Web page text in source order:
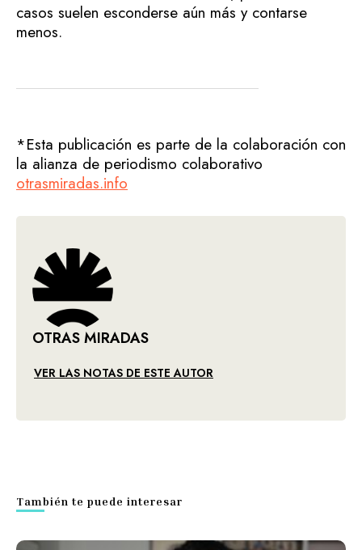
casos suelen esconderse aún más y contarse
menos.
*Esta publicación es parte de la colaboración con
la alianza de periodismo colaborativo
otrasmiradas.info
OTRAS MIRADAS
VER LAS NOTAS DE ESTE AUTOR
También te puede interesar